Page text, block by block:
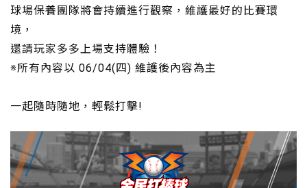
球場保養團隊將會持續進行觀察，維護最好的比賽環
境，
還請玩家多多上場支持體驗！
※所有內容以 06/04(四) 維護後內容為主
一起隨時隨地，輕鬆打擊!